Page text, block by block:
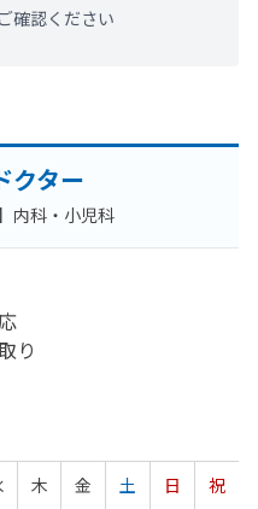
確認ください
クター
内科・小児科
り
木 金 土 日
祝